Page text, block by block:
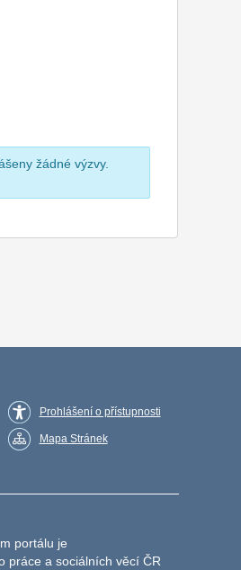
žádné výzvy.
Prohlášení o přístupnosti
Mapa Stránek
portálu je
práce a sociálních věcí ČR